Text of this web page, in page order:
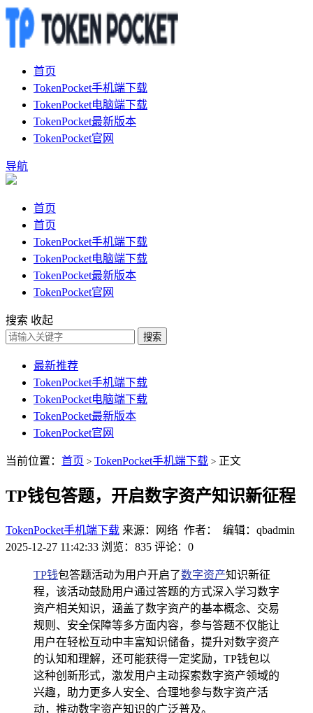
首页
TokenPocket手机端下载
TokenPocket电脑端下载
TokenPocket最新版本
TokenPocket官网
导航
首页
首页
TokenPocket手机端下载
TokenPocket电脑端下载
TokenPocket最新版本
TokenPocket官网
搜索 收起
搜索
最新推荐
TokenPocket手机端下载
TokenPocket电脑端下载
TokenPocket最新版本
TokenPocket官网
当前位置： 首页 > TokenPocket手机端下载 > 正文
TP钱包答题，开启数字资产知识新征程
TokenPocket手机端下载 来源：网络 作者： 编辑：qbadmin
2025-12-27 11:42:33 浏览：835 评论：0
TP钱包答题活动为用户开启了数字资产知识新征
程，该活动鼓励用户通过答题的方式深入学习数字
资产相关知识，涵盖了数字资产的基本概念、交易
规则、安全保障等多方面内容，参与答题不仅能让
用户在轻松互动中丰富知识储备，提升对数字资产
的认知和理解，还可能获得一定奖励，TP钱包以
这种创新形式，激发用户主动探索数字资产领域的
兴趣，助力更多人安全、合理地参与数字资产活
动，推动数字资产知识的广泛普及。